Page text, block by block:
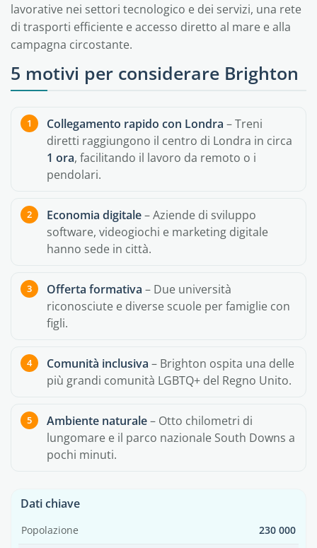
lavorative nei settori tecnologico e dei servizi, una rete
di trasporti efficiente e accesso diretto al mare e alla
campagna circostante.
5 motivi per considerare Brighton
Collegamento rapido con Londra – Treni
diretti raggiungono il centro di Londra in circa
1 ora, facilitando il lavoro da remoto o i
pendolari.
Economia digitale– Aziende di sviluppo
software, videogiochi e marketing digitale
hanno sede in città.
Offerta formativa – Due università
riconosciute e diverse scuole per famiglie con
figli.
Comunità inclusiva – Brighton ospita una delle
più grandi comunità LGBTQ+ del Regno Unito.
Ambiente naturale– Otto chilometri di
lungomare e il parco nazionale South Downs a
pochi minuti.
Dati chiave
Popolazione 230 000